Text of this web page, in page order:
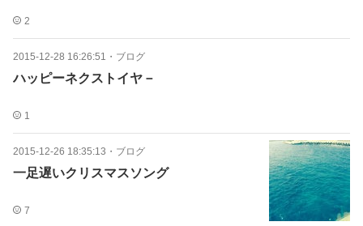
2
2015-12-28 16:26:51 ・ ブログ
ハッピーネクストイヤ－
1
2015-12-26 18:35:13 ・ ブログ
一足遅いクリスマスソング
7